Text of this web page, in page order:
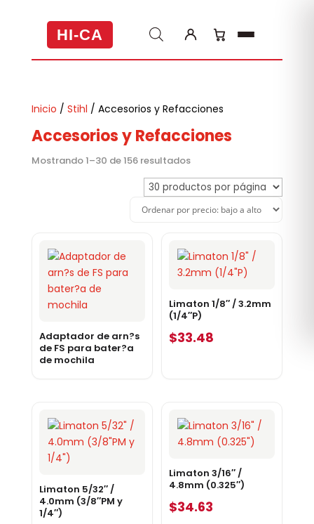
HI-CA
Inicio / Stihl / Accesorios y Refacciones
Accesorios y Refacciones
Mostrando 1–30 de 156 resultadosOrdenado
por
precio:
bajo
Adaptador de arn?s
de FS para bater?a
de mochila
Limaton 1/8″ / 3.2mm
(1/4″P)
$33.48
Limaton 5/32″ /
4.0mm (3/8″PM y
1/4″)
Limaton 3/16″ /
4.8mm (0.325″)
$34.63